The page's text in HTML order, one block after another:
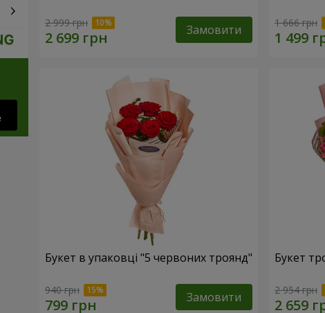
2 999 грн Замовити 1 666 грн
Букет в упаковці "5 червоних троянд"
940 грн Замовити
Букет
2 954 грн